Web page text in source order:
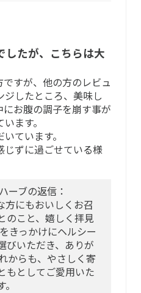
と、成分と風味を損なうこ
パッケージに記載されてい
。
に記載されている賞味期限
ています。保管状態によって
、カビなどが発生すること
したが、こちらは大
すが、他の方のレビュ
したところ、美味し
お腹の調子を崩す事が
ます。
ています。
じずに過ごせている様
ーブの返信：
方にもおいしくお召
のこと、嬉しく拝見
きっかけにヘルシー
びいただき、ありが
からも、やさしく寄
もとしてご愛用いた